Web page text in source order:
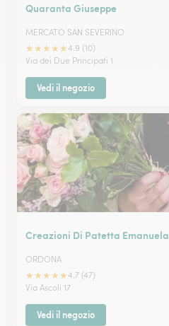
Quaranta Giuseppe
MERCATO SAN SEVERINO
★★★★★4.9 (10)
Via dei Due Principati 1
Vedi il negozio
Creazioni Di Patetta Emanuela
ORDONA
★★★★★4.7 (47)
Via Ascoli 17
Vedi il negozio